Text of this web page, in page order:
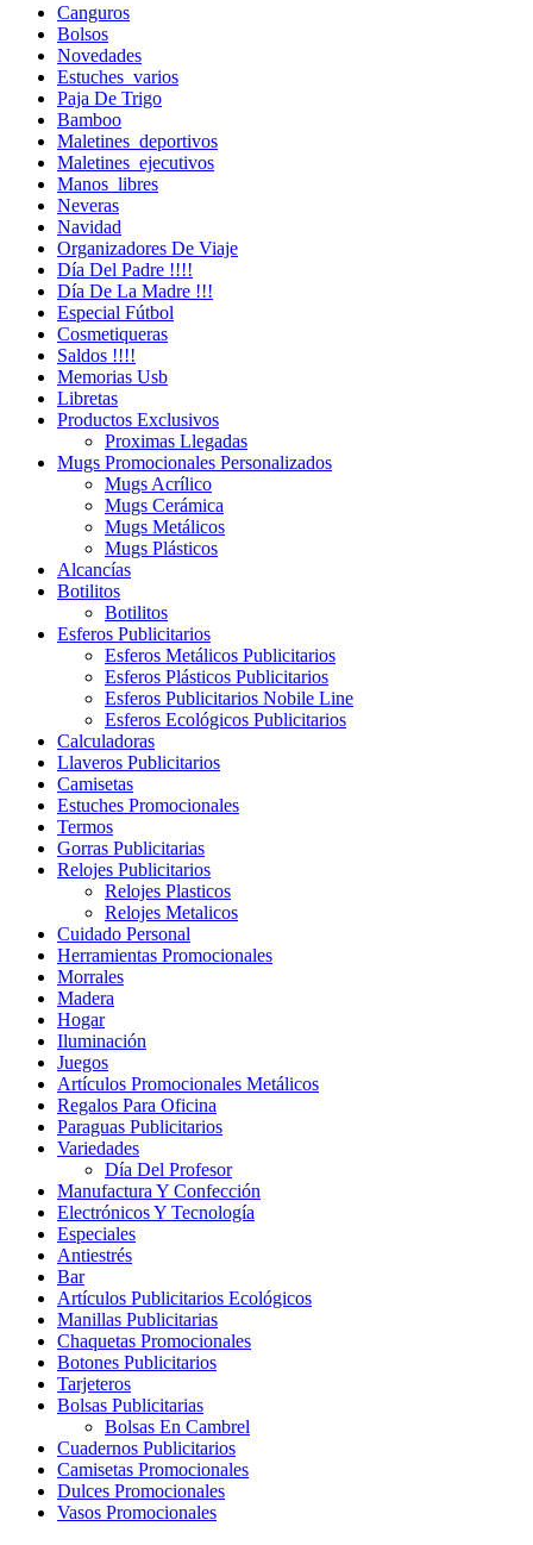
Canguros
Bolsos
Novedades
Estuches_varios
Paja De Trigo
Bamboo
Maletines_deportivos
Maletines_ejecutivos
Manos_libres
Neveras
Navidad
Organizadores De Viaje
Día Del Padre !!!!
Día De La Madre !!!
Especial Fútbol
Cosmetiqueras
Saldos !!!!
Memorias Usb
Libretas
Productos Exclusivos
Proximas Llegadas
Mugs Promocionales Personalizados
Mugs Acrílico
Mugs Cerámica
Mugs Metálicos
Mugs Plásticos
Alcancías
Botilitos
Botilitos
Esferos Publicitarios
Esferos Metálicos Publicitarios
Esferos Plásticos Publicitarios
Esferos Publicitarios Nobile Line
Esferos Ecológicos Publicitarios
Calculadoras
Llaveros Publicitarios
Camisetas
Estuches Promocionales
Termos
Gorras Publicitarias
Relojes Publicitarios
Relojes Plasticos
Relojes Metalicos
Cuidado Personal
Herramientas Promocionales
Morrales
Madera
Hogar
Iluminación
Juegos
Artículos Promocionales Metálicos
Regalos Para Oficina
Paraguas Publicitarios
Variedades
Día Del Profesor
Manufactura Y Confección
Electrónicos Y Tecnología
Especiales
Antiestrés
Bar
Artículos Publicitarios Ecológicos
Manillas Publicitarias
Chaquetas Promocionales
Botones Publicitarios
Tarjeteros
Bolsas Publicitarias
Bolsas En Cambrel
Cuadernos Publicitarios
Camisetas Promocionales
Dulces Promocionales
Vasos Promocionales